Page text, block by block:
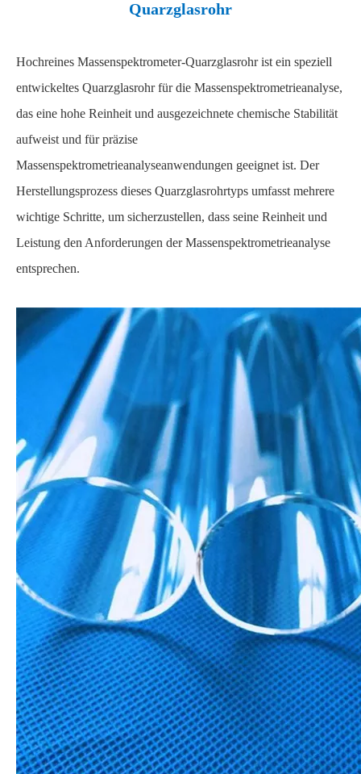
Quarzglasrohr
Hochreines Massenspektrometer-Quarzglasrohr ist ein speziell
entwickeltes Quarzglasrohr für die Massenspektrometrieanalyse,
das eine hohe Reinheit und ausgezeichnete chemische Stabilität
aufweist und für präzise
Massenspektrometrieanalyseanwendungen geeignet ist. Der
Herstellungsprozess dieses Quarzglasrohrtyps umfasst mehrere
wichtige Schritte, um sicherzustellen, dass seine Reinheit und
Leistung den Anforderungen der Massenspektrometrieanalyse
entsprechen.